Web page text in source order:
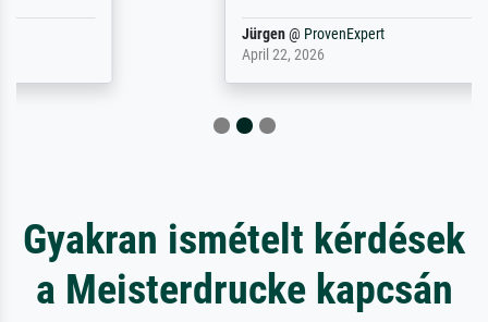
Gyakran ismételt kérdések
a Meisterdrucke kapcsán